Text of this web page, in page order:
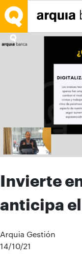
Saltar al contenido
Invierte
anticipa
Arquia Gestión
14/10/21